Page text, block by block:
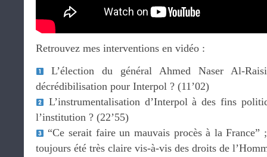
Retrouvez mes interventions en vidéo :
L’élection du général Ahmed Naser Al-
décrédibilisation pour Interpol ? (11’02)
L’instrumentalisation d’Interpol à des fins
l’institution ? (22’55)
“Ce serait faire un mauvais procès à la
toujours été très claire vis-à-vis des droits de